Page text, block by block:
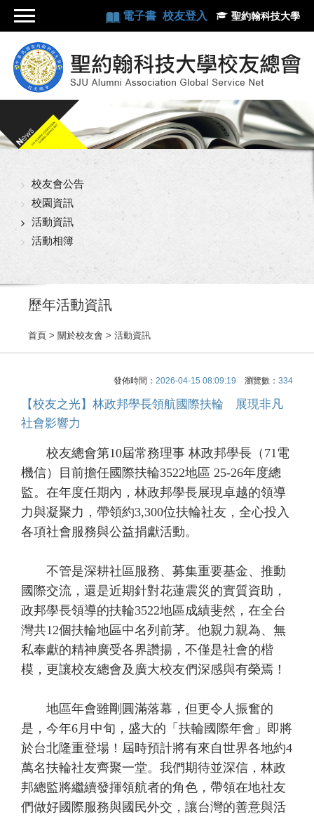
電子書 校友登入 聖約翰科技大學
校友會公告
校園資訊
活動資訊
活動相簿
歷年活動資訊
首頁 > 關於校友會 > 活動資訊
發佈時間： 2026-04-15 08:09:19 瀏覽數： 334
【校友之光】林政邦學長領航國際扶輪 展現非凡
社會影響力
校友總會第10屆常務理事 林政邦學長（71電
機信）目前擔任國際扶輪3522地區 25-26年度總
監。在年度任期內，林政邦學長展現卓越的領導
力與凝聚力，帶領約3,300位扶輪社友，全心投入
各項社會服務與公益捐獻活動。
不管是深耕社區服務、募集重要基金、推動
國際交流，還是近期針對花蓮震災的實質資助，
政邦學長領導的扶輪3522地區成績斐然，在全台
灣共12個扶輪地區中名列前茅。他親力親為、無
私奉獻的精神廣受各界讚揚，不僅是社會的楷
模，更讓校友總會及廣大校友們深感與有榮焉！
地區年會雖剛圓滿落幕，但更令人振奮的
是，今年6月中旬，盛大的「扶輪國際年會」即將
於台北隆重登場！屆時預計將有來自世界各地約4
萬名扶輪社友齊聚一堂。我們期待並深信，林政
邦總監將繼續發揮領航者的角色，帶領在地社友
們做好國際服務與國民外交，讓台灣的善意與活